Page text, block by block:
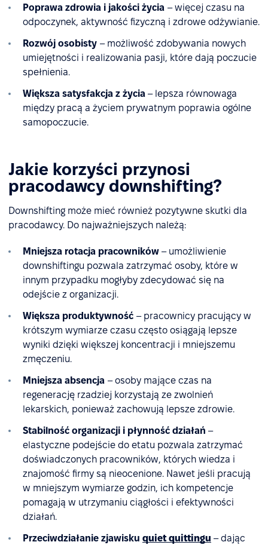
Poprawa zdrowia i jakości życia – więcej czasu na
odpoczynek, aktywność fizyczną i zdrowe odżywianie.
Rozwój osobisty – możliwość zdobywania nowych
umiejętności i realizowania pasji, które dają poczucie
spełnienia.
Większa satysfakcja z życia – lepsza równowaga
między pracą a życiem prywatnym poprawia ogólne
samopoczucie.
Jakie korzyści przynosi
pracodawcy downshifting?
Downshifting może mieć również pozytywne skutki dla
pracodawcy. Do najważniejszych należą:
Mniejsza rotacja pracowników – umożliwienie
downshiftingu pozwala zatrzymać osoby, które w
innym przypadku mogłyby zdecydować się na
odejście z organizacji.
Większa produktywność – pracownicy pracujący w
krótszym wymiarze czasu często osiągają lepsze
wyniki dzięki większej koncentracji i mniejszemu
zmęczeniu.
Mniejsza absencja – osoby mające czas na
regenerację rzadziej korzystają ze zwolnień
lekarskich, ponieważ zachowują lepsze zdrowie.
Stabilność organizacji i płynność działań –
elastyczne podejście do etatu pozwala zatrzymać
doświadczonych pracowników, których wiedza i
znajomość firmy są nieocenione. Nawet jeśli pracują
w mniejszym wymiarze godzin, ich kompetencje
pomagają w utrzymaniu ciągłości i efektywności
działań.
Przeciwdziałanie zjawisku quiet quittingu – dając